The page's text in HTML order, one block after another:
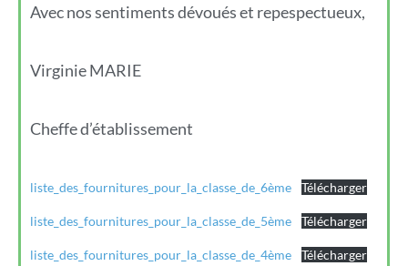
Avec nos sentiments dévoués et repespectueux,
Virginie MARIE
Cheffe d’établissement
liste_des_fournitures_pour_la_classe_de_6ème Télécharger
liste_des_fournitures_pour_la_classe_de_5ème Télécharger
liste_des_fournitures_pour_la_classe_de_4ème Télécharger